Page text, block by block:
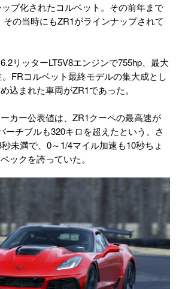
プ化されたコルベット。その前年まで
の当時にもZR1がラインナップされて
リッターLT5V8エンジンで755hp、最大
。FRコルベット最終モデルの集大成とし
込まれた車両がZR1であった。
カー公表値は、ZR1クーペの最高速が
ーチブルも320キロを超えたという。さ
未満で、0～1/4マイル加速も10秒ちょ
ックを誇っていた。